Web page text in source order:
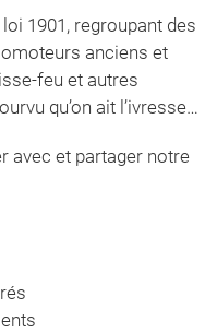
1901, regroupant des
anciens et
feu et autres
qu’on ait l’ivresse…
avec et partager notre